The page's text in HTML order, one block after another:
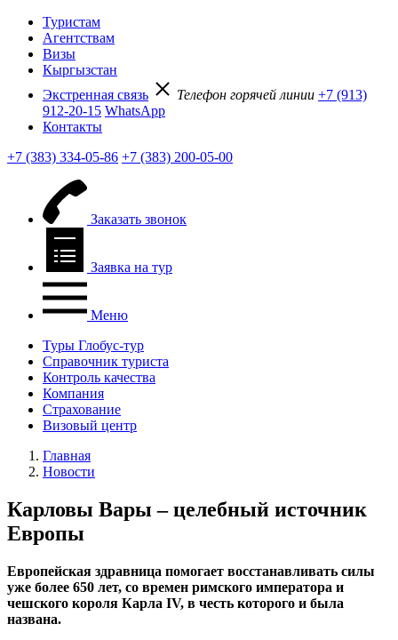
Туристам
Агентствам
Визы
Кыргызстан
Экстренная связь
Телефон горячей линии +7 (913)
912-20-15 WhatsApp
Контакты
+7 (383) 334-05-86 +7 (383) 200-05-00
Заказать звонок
Заявка на тур
Меню
Туры Глобус-тур
Справочник туриста
Контроль качества
Компания
Страхование
Визовый центр
Главная
Новости
Карловы Вары – целебный источник
Европы
Европейская здравница помогает восстанавливать силы
уже более 650 лет, со времен римского императора и
чешского короля Карла IV, в честь которого и была
названа.